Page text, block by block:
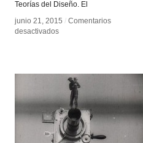
Teorías del Diseño. El
junio 21, 2015 / Comentarios
desactivadosen
junio 21, 2015 / Comentarios
desactivadosen